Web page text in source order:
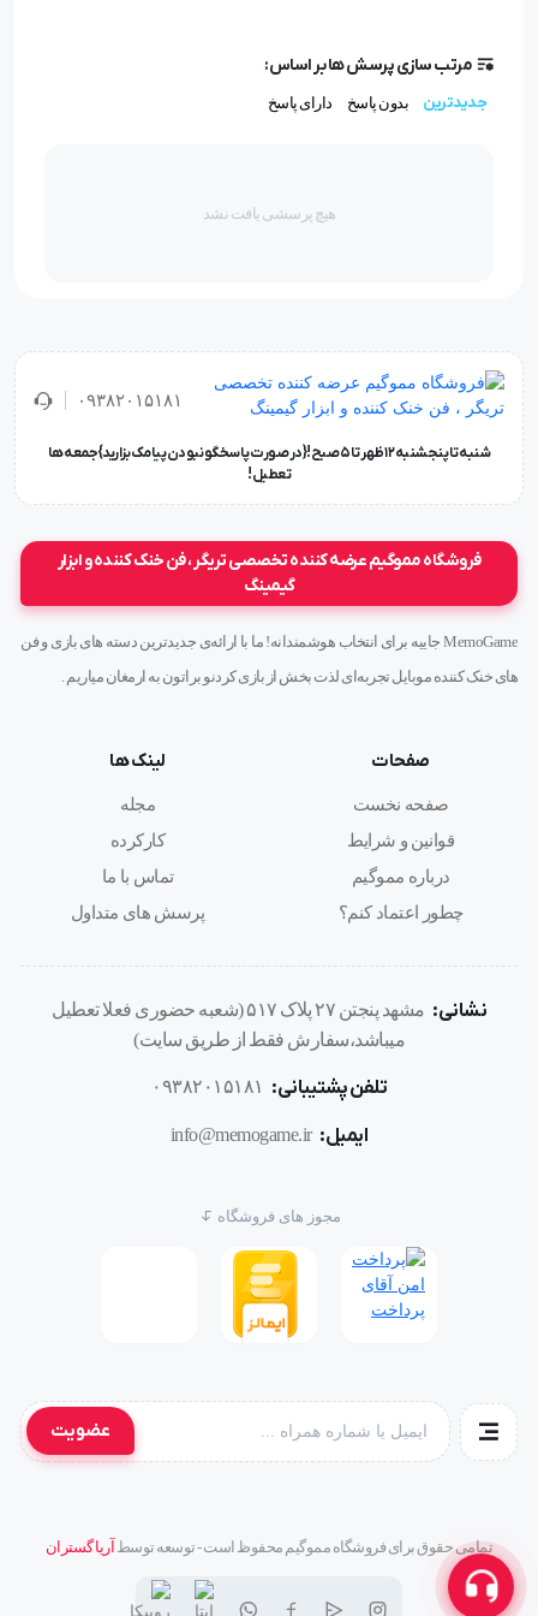
مرتب سازی پرسش ها بر اساس:
جدیدترین بدون پاسخ دارای پاسخ
هیچ پرسشی یافت نشد
۰۹۳۸۲۰۱۵۱۸۱
شنبه تا پنجشنبه ۱۲ ظهر تا 5 صبح!{در صورت پاسخگو نبودن پیامک بزارید} جمعه ها
تعطیل !
فروشگاه مموگیم عرضه کننده تخصصی تریگر ، فن خنک کننده و ابزار
گیمینگ
MemoGame جاییه برای انتخاب هوشمندانه! ما با ارائه‌ی جدیدترین دسته های بازی و فن
های خنک کننده موبایل تجربه‌ای لذت بخش از بازی کردنو براتون به ارمغان میاریم .
صفحات
صفحه نخست
قوانین و شرایط
درباره مموگیم
چطور اعتماد کنم؟
لینک ها
مجله
کارکرده
تماس با ما
پرسش های متداول
نشانی:
مشهد پنجتن ۲۷ پلاک ۵۱۷ (شعبه حضوری فعلا تعطیل
میباشد،سفارش فقط از طریق سایت)
تلفن پشتیبانی: ۰۹۳۸۲۰۱۵۱۸۱
ایمیل: info@memogame.ir
مجوز های فروشگاه
عضویت
تمامی حقوق برای فروشگاه مموگیم محفوظ است - توسعه توسط آریا گستران